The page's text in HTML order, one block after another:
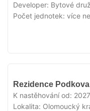
Developer: Bytové
Počet jednotek: více
Rezidence Podkova
K nastěhování od: 2027
Lokalita: Olomoucký